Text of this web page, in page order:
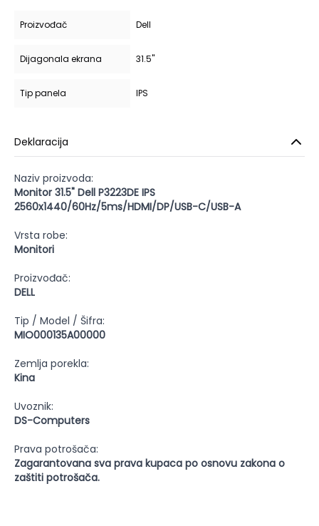
Proizvođač Dell
Dijagonala ekrana 31.5"
Tip panela IPS
Deklaracija
Naziv proizvoda:
Monitor 31.5" Dell P3223DE IPS
2560x1440/60Hz/5ms/HDMI/DP/USB-C/USB-A
Vrsta robe:
Monitori
Proizvođač:
DELL
Tip / Model / Šifra:
MIO000135A00000
Zemlja porekla:
Kina
Uvoznik:
DS-Computers
Prava potrošača:
Zagarantovana sva prava kupaca po osnovu zakona o
zaštiti potrošača.